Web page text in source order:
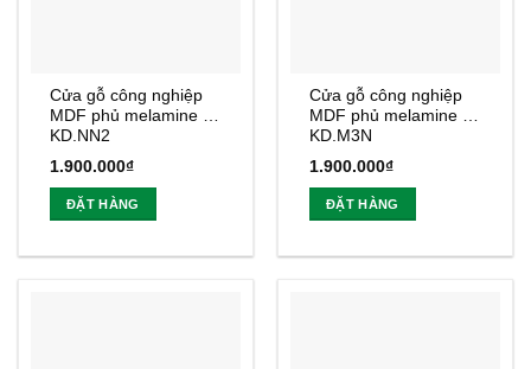
Cửa gỗ công nghiệp
MDF phủ melamine |
KD.NN2
1.900.000₫
ĐẶT HÀNG
Cửa gỗ công nghiệp
MDF phủ melamine |
KD.M3N
1.900.000₫
ĐẶT HÀNG